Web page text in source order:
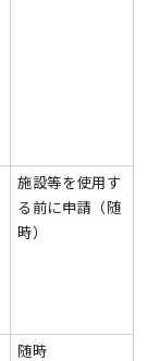
施設等を使用す
る前に申請（随
時）
随時